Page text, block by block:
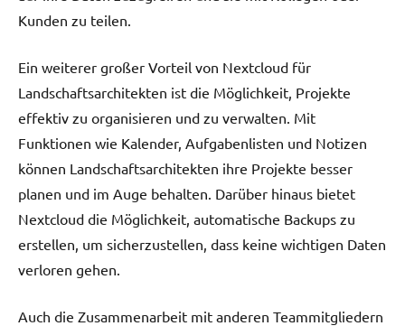
Kunden zu teilen.
Ein weiterer großer Vorteil von Nextcloud für
Landschaftsarchitekten ist die Möglichkeit, Projekte
effektiv zu organisieren und zu verwalten. Mit
Funktionen wie Kalender, Aufgabenlisten und Notizen
können Landschaftsarchitekten ihre Projekte besser
planen und im Auge behalten. Darüber hinaus bietet
Nextcloud die Möglichkeit, automatische Backups zu
erstellen, um sicherzustellen, dass keine wichtigen Daten
verloren gehen.
Auch die Zusammenarbeit mit anderen Teammitgliedern